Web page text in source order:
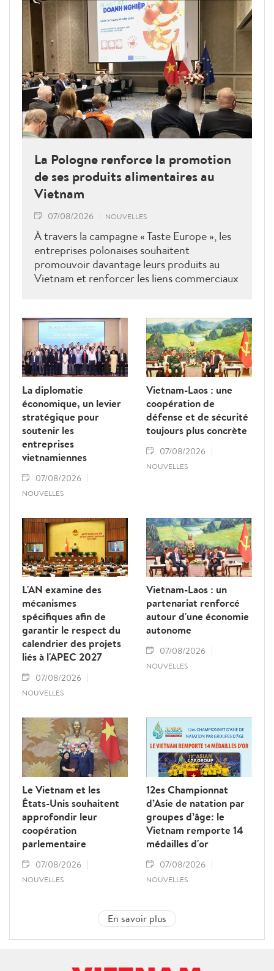
La Pologne renforce la promotion
de ses produits alimentaires au
Vietnam
07/08/2026 NOUVELLES
À travers la campagne « Taste Europe », les
entreprises polonaises souhaitent
promouvoir davantage leurs produits au
Vietnam et renforcer les liens commerciaux
La diplomatie
économique, un levier
stratégique pour
soutenir les
entreprises
vietnamiennes
07/08/2026
NOUVELLES
Vietnam-Laos : une
coopération de
défense et de sécurité
toujours plus concrète
07/08/2026
NOUVELLES
L'AN examine des
mécanismes
spécifiques afin de
garantir le respect du
calendrier des projets
liés à l'APEC 2027
07/08/2026
NOUVELLES
Vietnam-Laos : un
partenariat renforcé
autour d'une économie
autonome
07/08/2026
NOUVELLES
Le Vietnam et les
États-Unis souhaitent
approfondir leur
coopération
parlementaire
07/08/2026
NOUVELLES
12es Championnat
d’Asie de natation par
groupes d’âge: le
Vietnam remporte 14
médailles d'or
07/08/2026
NOUVELLES
En savoir plus